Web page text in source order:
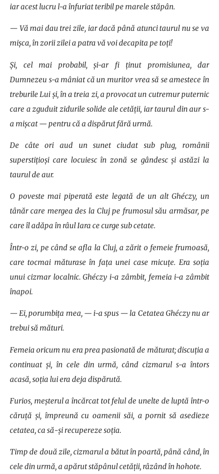
iar acest lucru l-a înfuriat teribil pe marele stăpân.
— Vă mai dau trei zile, iar dacă până atunci taurul nu se va
mișca, în zorii zilei a patra vă voi decapita pe toți!
Și, cel mai probabil, și-ar fi ținut promisiunea, dar
Dumnezeu s-a mâniat că un muritor vrea să se amestece în
treburile Lui și, în a treia zi, a provocat un cutremur puternic
care a zguduit zidurile solide ale cetății, iar taurul din aur s-
a mișcat — pentru că a dispărut fără urmă.
De câte ori aud un sunet ciudat sub plug, românii
superstițioși care locuiesc în zonă se gândesc și astăzi la
taurul de aur.
O poveste mai piperată este legată de un alt Ghéczy, un
tânăr care mergea des la Cluj pe frumosul său armăsar, pe
care îl adăpa în râul Iara ce curge sub cetate.
Într-o zi, pe când se afla la Cluj, a zărit o femeie frumoasă,
care tocmai măturase în fața unei case micuțe. Era soția
unui cizmar localnic. Ghéczy i-a zâmbit, femeia i-a zâmbit
înapoi.
— Ei, porumbița mea, — i-a spus — la Cetatea Ghéczy nu ar
trebui să mături.
Femeia oricum nu era prea pasionată de măturat; discuția a
continuat și, în cele din urmă, când cizmarul s-a întors
acasă, soția lui era deja dispărută.
Furios, meșterul a încărcat tot felul de unelte de luptă într-o
căruță și, împreună cu oamenii săi, a pornit să asedieze
cetatea, ca să-și recupereze soția.
Timp de două zile, cizmarul a bătut în poartă, până când, în
cele din urmă, a apărut stăpânul cetății, râzând în hohote.